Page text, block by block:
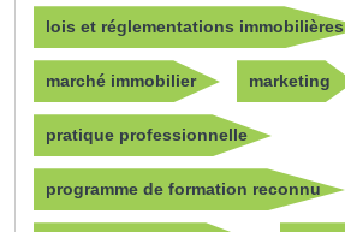
lois et réglementations immobilières
marché immobilier marketing
pratique professionnelle
programme de formation reconnu